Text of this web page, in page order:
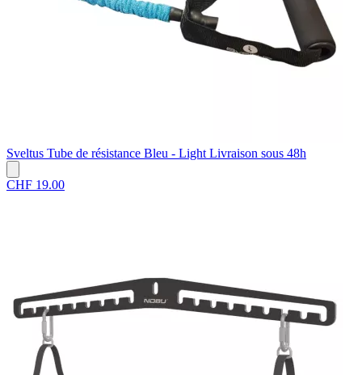
Sveltus Tube de résistance Bleu - Light Livraison sous 48h
CHF 19.00